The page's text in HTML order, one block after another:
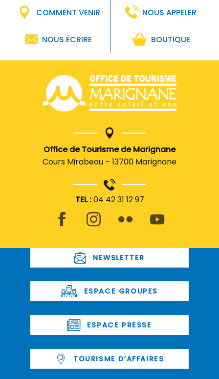
COMMENT VENIR NOUS APPELER
NOUS ÉCRIRE BOUTIQUE
Office de Tourisme de Marignane
Cours Mirabeau – 13700 Marignane
TEL :04 42 31 12 97
NEWSLETTER
ESPACE GROUPES
ESPACE PRESSE
TOURISME D’AFFAIRES